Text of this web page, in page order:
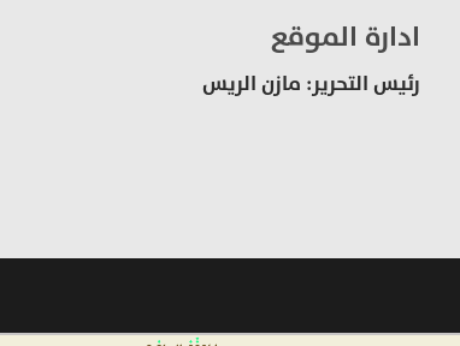
ادارة الموقع
رئيس التحرير: مازن الريس